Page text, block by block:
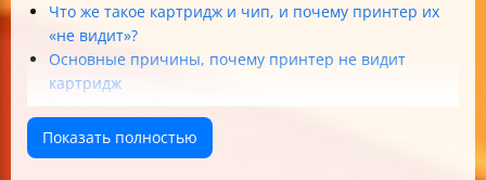
Что же такое картридж и чип, и почему принтер их
«не видит»?
Основные причины, почему принтер не видит
картридж
Оригинальный картридж против совместимого и
ПЗК: кто виноват?
Знакомимся с чипом: контакт и распознавание
Показать полностью